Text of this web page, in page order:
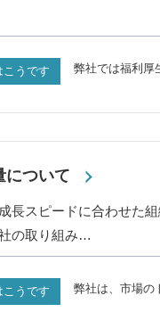
こうです 弊社では福利厚
について
長スピードに合わせた
の取り組み…
こうです 弊社は、市場の